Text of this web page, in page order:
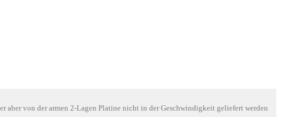
von der armen 2-Lagen Platine nicht in der Geschwindigkeit geliefert werden